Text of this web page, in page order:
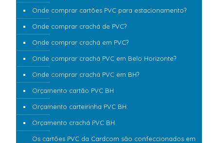
Onde comprar cartões PVC para estacionamento?
Onde comprar crachá de PVC?
Onde comprar crachá em PVC?
Onde comprar crachá PVC em Belo Horizonte?
Onde comprar crachá PVC em BH?
Orçamento cartão PVC BH
Orçamento carteirinha PVC BH
Orçamento crachá PVC BH
Os cartões PVC da Cardcom são confeccionados em